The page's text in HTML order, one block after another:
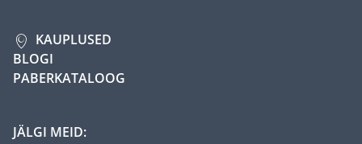
KAUPLUSED
BLOGI
PABERKATALOOG
JÄLGI MEID: